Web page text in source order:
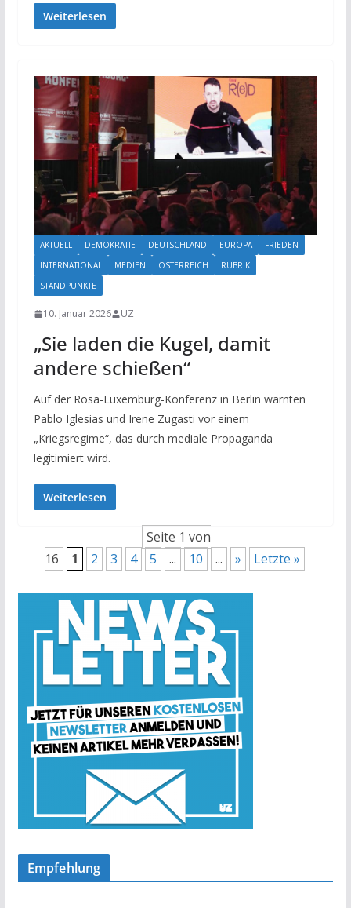
Weiterlesen
AKTUELL DEMOKRATIE DEUTSCHLAND EUROPA
FRIEDEN
INTERNATIONAL
MEDIEN ÖSTERREICH
RUBRIK
STANDPUNKTE
10. Januar 2026 UZ
„Sie laden die Kugel, damit
andere schießen“
Auf der Rosa-Luxemburg-Konferenz in Berlin warnten
Pablo Iglesias und Irene Zugasti vor einem
„Kriegsregime“, das durch mediale Propaganda
legitimiert wird.
Weiterlesen
Seite 1 von
16
1 2 3 4 5 ... 10 ... » Letzte »
Empfehlung